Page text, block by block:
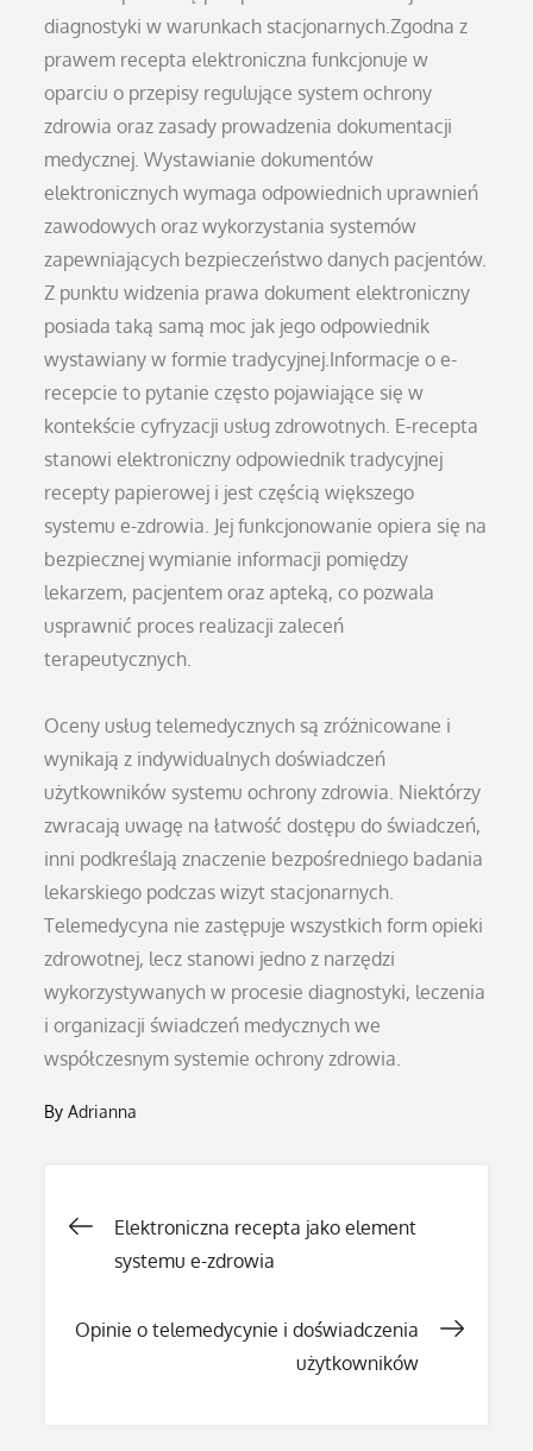
diagnostyki w warunkach stacjonarnych.Zgodna z
prawem recepta elektroniczna funkcjonuje w
oparciu o przepisy regulujące system ochrony
zdrowia oraz zasady prowadzenia dokumentacji
medycznej. Wystawianie dokumentów
elektronicznych wymaga odpowiednich uprawnień
zawodowych oraz wykorzystania systemów
zapewniających bezpieczeństwo danych pacjentów.
Z punktu widzenia prawa dokument elektroniczny
posiada taką samą moc jak jego odpowiednik
wystawiany w formie tradycyjnej.Informacje o e-
recepcie to pytanie często pojawiające się w
kontekście cyfryzacji usług zdrowotnych. E-recepta
stanowi elektroniczny odpowiednik tradycyjnej
recepty papierowej i jest częścią większego
systemu e-zdrowia. Jej funkcjonowanie opiera się na
bezpiecznej wymianie informacji pomiędzy
lekarzem, pacjentem oraz apteką, co pozwala
usprawnić proces realizacji zaleceń
terapeutycznych.
Oceny usług telemedycznych są zróżnicowane i
wynikają z indywidualnych doświadczeń
użytkowników systemu ochrony zdrowia. Niektórzy
zwracają uwagę na łatwość dostępu do świadczeń,
inni podkreślają znaczenie bezpośredniego badania
lekarskiego podczas wizyt stacjonarnych.
Telemedycyna nie zastępuje wszystkich form opieki
zdrowotnej, lecz stanowi jedno z narzędzi
wykorzystywanych w procesie diagnostyki, leczenia
i organizacji świadczeń medycznych we
współczesnym systemie ochrony zdrowia.
ByAdrianna
Nawigacja
Elektroniczna recepta jako element
systemu e-zdrowia
Opinie o telemedycynie i doświadczenia
użytkowników